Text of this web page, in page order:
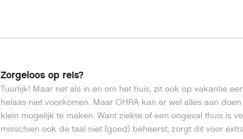
Zorgeloos op reis?
Tuurlijk! Maar net als in en om het huis, zit ook op vakantie
helaas niet voorkomen. Maar OHRA kan er wel alles aan
klein mogelijk te maken. Want ziekte of een ongeval thuis is
misschien ook de taal niet (goed) beheerst, zorgt dit voor